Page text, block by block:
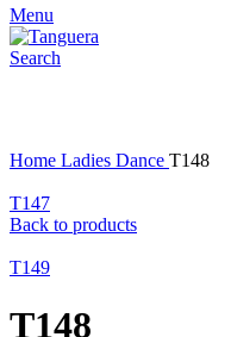
Menu
Search
Home Ladies Dance T148
T147
Back to products
T149
T148